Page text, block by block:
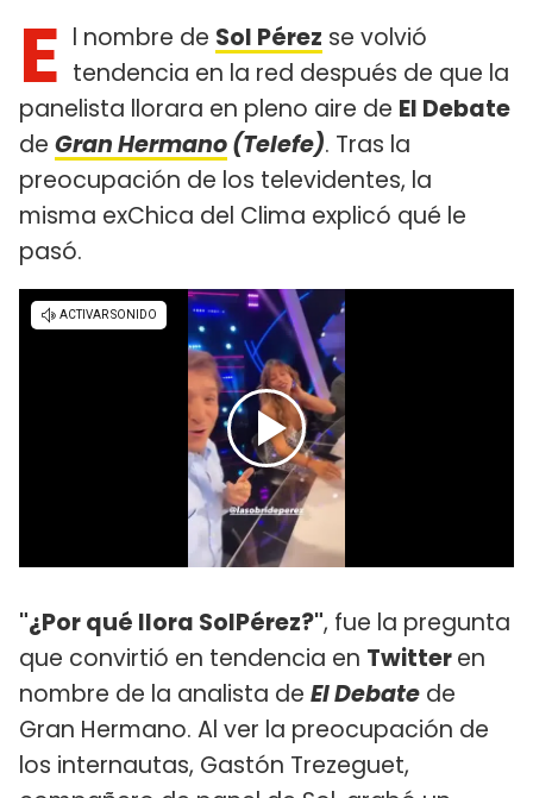
E l nombre de Sol Pérez se volvió
tendencia en la red después de que la
panelista llorara en pleno aire de El Debate
de Gran Hermano(Telefe). Tras la
preocupación de los televidentes, la
misma exChica del Clima explicó qué le
pasó.
"¿Por qué llora SolPérez?", fue la pregunta
que convirtió en tendencia en Twitteren
nombre de la analista de El Debate de
Gran Hermano. Al ver la preocupación de
los internautas, Gastón Trezeguet,